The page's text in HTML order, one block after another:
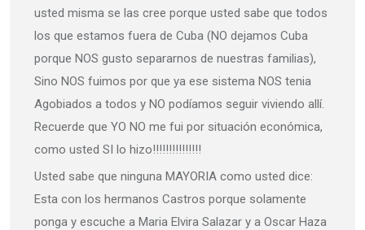
usted misma se las cree porque usted sabe que todos
los que estamos fuera de Cuba (NO dejamos Cuba
porque NOS gusto separarnos de nuestras familias),
Sino NOS fuimos por que ya ese sistema NOS tenia
Agobiados a todos y NO podíamos seguir viviendo allí.
Recuerde que YO NO me fui por situación económica,
como usted SI lo hizo!!!!!!!!!!!!!!!
Usted sabe que ninguna MAYORIA como usted dice:
Esta con los hermanos Castros porque solamente
ponga y escuche a Maria Elvira Salazar y a Oscar Haza